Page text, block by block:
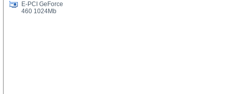
E-PCI GeForce
460 1024Mb